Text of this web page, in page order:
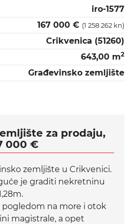
iro-1577
167 000 € (1 258 262 kn)
Crikvenica (51260)
643,00 m2
Građevinsko zemljište
za prodaju,
000 €
zemljište u Crikvenici.
je graditi nekretninu
pogledom na more i otok
magistrale, a opet